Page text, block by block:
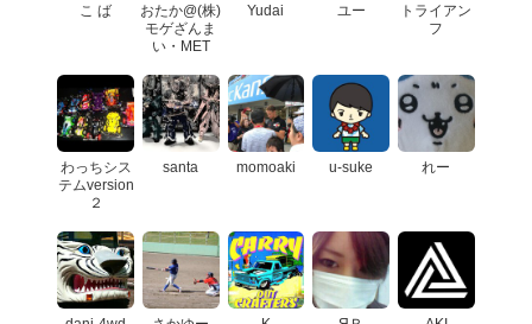
こ ば
おたか@(株)
モゲざんま
い・MET
Yudai ユー
トライアン
フ
わっちシス
テムversion
２
santa momoaki u-suke れー